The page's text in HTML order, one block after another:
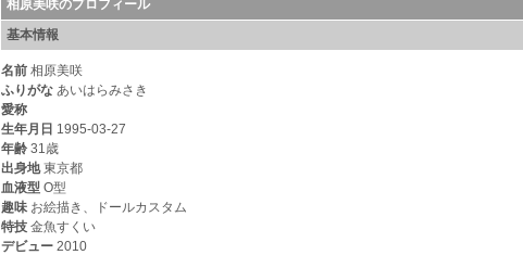
相原美咲のプロフィール
基本情報
名前 相原美咲
ふりがな あいはらみさき
愛称
生年月日 1995-03-27
年齢 31歳
出身地東京都
血液型 O型
趣味 お絵描き、ドールカスタム
特技 金魚すくい
デビュー 2010